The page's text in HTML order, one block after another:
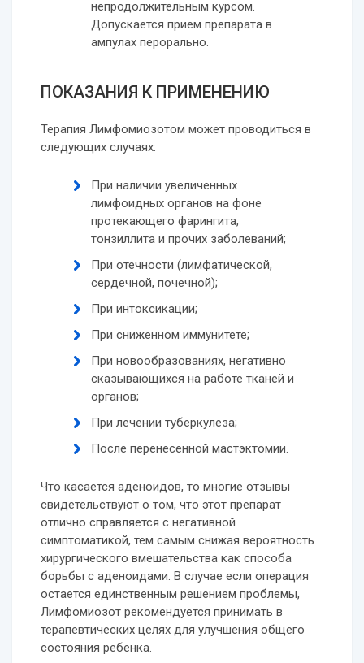
непродолжительным курсом.
Допускается прием препарата в
ампулах перорально.
ПОКАЗАНИЯ К ПРИМЕНЕНИЮ
Терапия Лимфомиозотом может проводиться в
следующих случаях:
При наличии увеличенных
лимфоидных органов на фоне
протекающего фарингита,
тонзиллита и прочих заболеваний;
При отечности (лимфатической,
сердечной, почечной);
При интоксикации;
При сниженном иммунитете;
При новообразованиях, негативно
сказывающихся на работе тканей и
органов;
При лечении туберкулеза;
После перенесенной мастэктомии.
Что касается аденоидов, то многие отзывы
свидетельствуют о том, что этот препарат
отлично справляется с негативной
симптоматикой, тем самым снижая вероятность
хирургического вмешательства как способа
борьбы с аденоидами. В случае если операция
остается единственным решением проблемы,
Лимфомиозот рекомендуется принимать в
терапевтических целях для улучшения общего
состояния ребенка.